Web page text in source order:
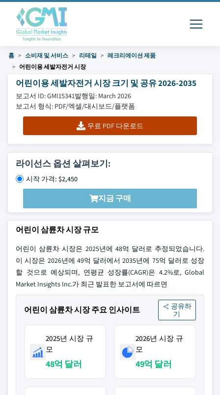
홈 소비재 및 서비스 리테일
레크리에이션 제품
어린이용 세발자전거 시장
어린이용 세발자전거 시장 크기 및 공유 2026-2035
보고서 ID: GMI15341발행일: March 2026
보고서 형식: PDF/엑셀/대시보드/플랫폼
무료 PDF 다운로드
라이선스 옵션 살펴보기:
시작 가격: $2,450
지금 구매
어린이 삼륜차 시장 규모
어린이 삼륜차 시장은 2025년에 48억 달러로 추정되었습니다.
이 시장은 2026년에 49억 달러에서 2035년에 75억 달러로 성장
할 것으로 예상되며, 연평균 성장률(CAGR)은 4.2%로, Global
Market Insights Inc.가 최근 발표한 보고서에 따르면
어린이 삼륜차 시장 주요 인사이트
공유하
기
2025년 시장 규
모
48억 달러
2026년 시장 규
모
49억 달러